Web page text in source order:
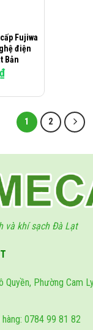
Fujiwa
điện
Bản
1 2
và khí sạch Đà Lạt
Quyền, Phường Cam
0784 99 81 82